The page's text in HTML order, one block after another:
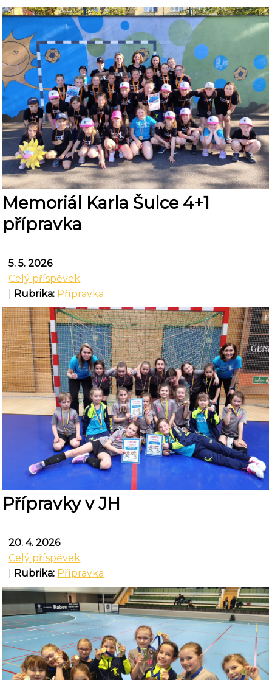
Memoriál Karla Šulce 4+1
přípravka
5. 5. 2026
Celý příspěvek
Rubrika: Přípravka
Přípravky v JH
20. 4. 2026
Celý příspěvek
Rubrika: Přípravka